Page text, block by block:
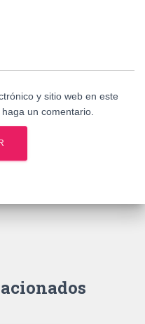
y sitio web en este
un comentario.